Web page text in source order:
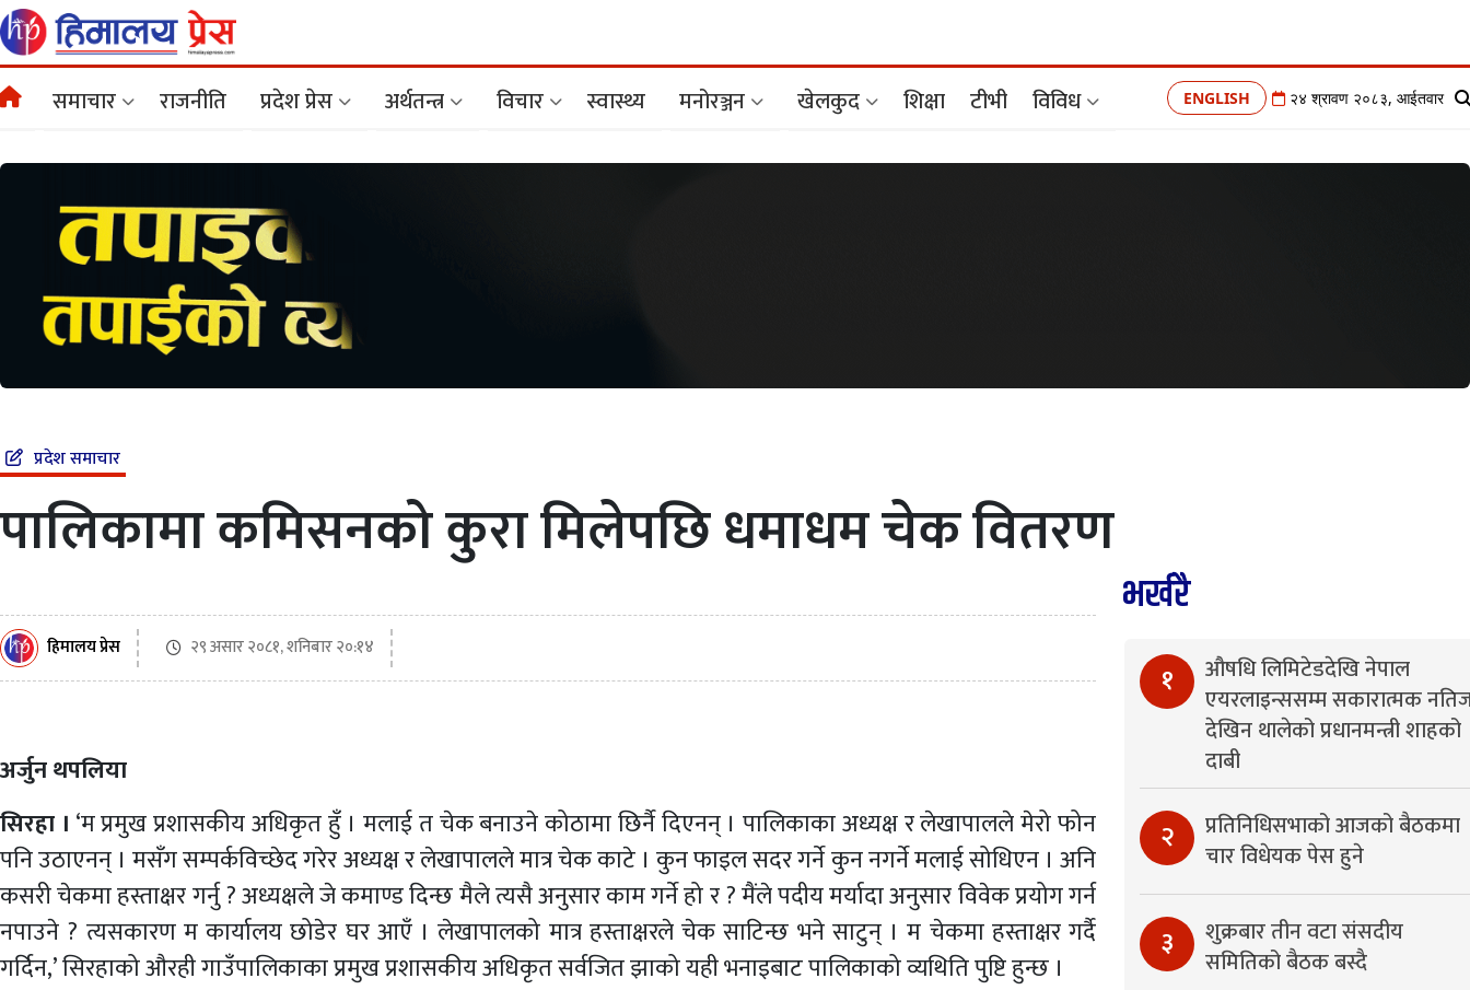
समाचार राजनीति प्रदेश प्रेस अर्थतन्त्र विचार स्वास्थ्य मनोरञ्जन खेलकुद शिक्षा टीभी विविध ENGLISH २४ श्रावण २०८३, आईतवार
प्रदेश समाचार
पालिकामा कमिसनको कुरा मिलेपछि धमाधम चेक वितरण
हिमालय प्रेस २९ असार २०८१, शनिबार २०:१४
अर्जुन थपलिया
सिरहा । ‘म प्रमुख प्रशासकीय अधिकृत हुँ । मलाई त चेक बनाउने कोठामा छिर्नै दिएनन् । पालिकाका अध्यक्ष र लेखापालले मेरो फोन
पनि उठाएनन् । मसँग सम्पर्कविच्छेद गरेर अध्यक्ष र लेखापालले मात्र चेक काटे । कुन फाइल सदर गर्ने कुन नगर्ने मलाई सोधिएन । अनि
कसरी चेकमा हस्ताक्षर गर्नु ? अध्यक्षले जे कमाण्ड दिन्छ मैले त्यसै अनुसार काम गर्ने हो र ? मैंले पदीय मर्यादा अनुसार विवेक प्रयोग गर्न
नपाउने ? त्यसकारण म कार्यालय छोडेर घर आएँ । लेखापालको मात्र हस्ताक्षरले चेक साटिन्छ भने साटुन् । म चेकमा हस्ताक्षर गर्दै
गर्दिन,’ सिरहाको औरही गाउँपालिकाका प्रमुख प्रशासकीय अधिकृत सर्वजित झाको यही भनाइबाट पालिकाको व्यथिति पुष्टि हुन्छ ।
भर्खरै
१
औषधि लिमिटेडदेखि नेपाल
एयरलाइन्ससम्म सकारात्मक
देखिन थालेको प्रधानमन्त्री शाहको
दाबी
२
प्रतिनिधिसभाको आजको बैठकमा
चार विधेयक पेस हुने
३
शुक्रबार तीन वटा संसदीय
समितिको बैठक बस्दै